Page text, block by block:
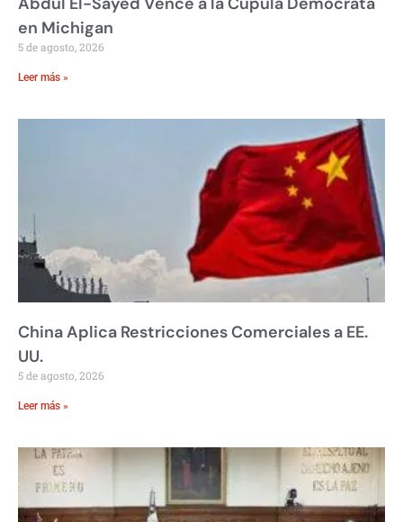
en Michigan
5 de agosto, 2026
Leer más »
China Aplica Restricciones Comerciales a EE.
UU.
5 de agosto, 2026
Leer más »